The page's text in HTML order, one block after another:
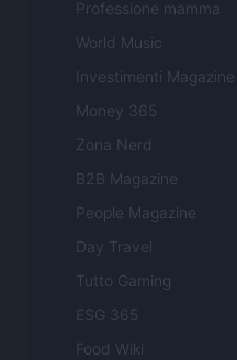
Professione mamma
World Music
Investimenti Magazine
Money 365
Zona Nerd
B2B Magazine
People Magazine
Day Travel
Tutto Gaming
ESG 365
Food Wiki